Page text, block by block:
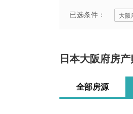
貝
已选条件：
大阪
日本大阪府房
全部房源